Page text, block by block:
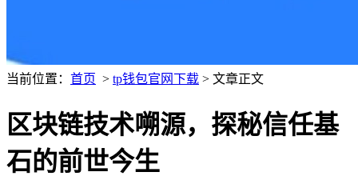
当前位置： 首页 > tp钱包官网下载 > 文章正文
区块链技术嗍源，探秘信任基
石的前世今生